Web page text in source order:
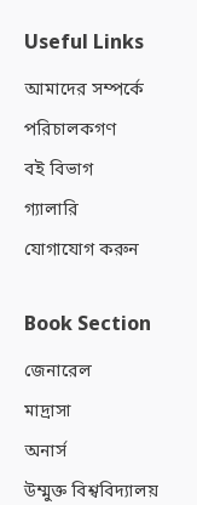
Useful Links
আমাদের সম্পর্কে
পরিচালকগণ
বই বিভাগ
গ্যালারি
যোগাযোগ করুন
Book Section
জেনারেল
মাদ্রাসা
অনার্স
উম্মুক্ত বিশ্ববিদ্যালয়